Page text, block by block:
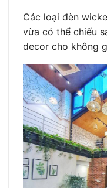
Các loại đèn
vừa có thể chiếu
decor cho không